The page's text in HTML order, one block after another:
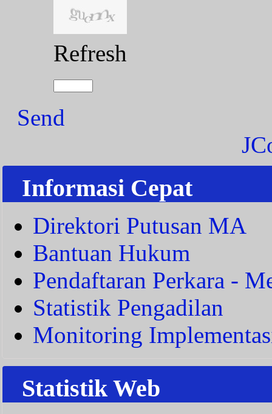
Refresh
Send
Informasi Cepat
Direktori Putusan MA
Bantuan Hukum
Pendaftaran Perkara -
Statistik Pengadilan
Monitoring
Statistik Web